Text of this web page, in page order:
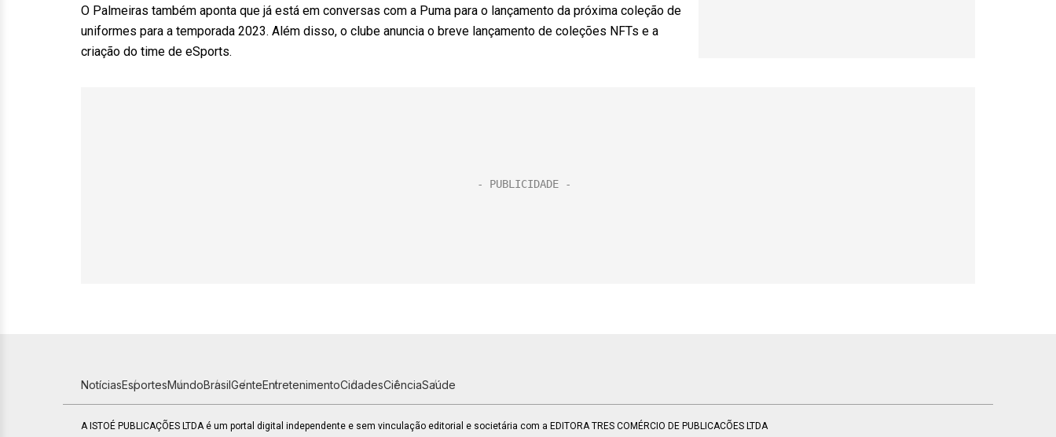
O Palmeiras também aponta que já está em conversas com a Puma para o lançamento da próxima coleção de
uniformes para a temporada 2023. Além disso, o clube anuncia o breve lançamento de coleções NFTs e a
criação do time de eSports.
NotíciasEsportesMundoBrasilGenteEntretenimentoCidadesCiênciaSaúde
A ISTOÉ PUBLICAÇÕES LTDA é um portal digital independente e sem vinculação editorial e societária com a EDITORA TRES COMÉRCIO DE PUBLICACÕES LTDA